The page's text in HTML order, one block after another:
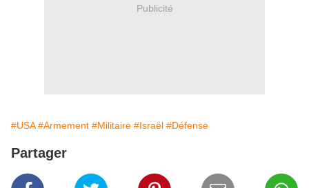
Publicité
#USA #Armement #Militaire #Israël #Défense
Partager